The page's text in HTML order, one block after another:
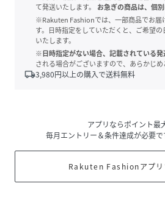
て発送いたします。
お急ぎの商品は、個
※Rakuten Fashionでは、一部商品でお届
す。日時指定をしていただくと、ご希望
いたします。
※日時指定がない場合、記載されている
される場合がございますので、あらかじめ
local_shipping3,980円以上の購入で送料無料
アプリならポイント最
毎月エントリー＆条件達成が必要で
Rakuten Fashionアプリ